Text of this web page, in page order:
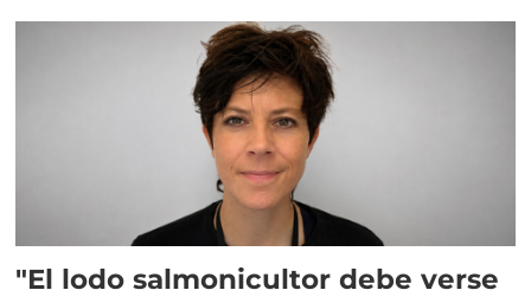
"El lodo salmonicultor debe verse